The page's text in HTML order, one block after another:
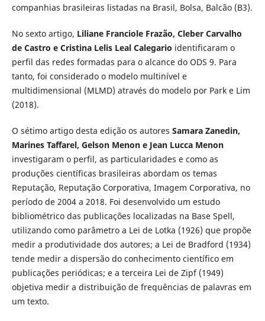
companhias brasileiras listadas na Brasil, Bolsa, Balcão (B3).
No sexto artigo, Liliane Franciole Frazão, Cleber Carvalho
de Castro e Cristina Lelis Leal Calegario identificaram o
perfil das redes formadas para o alcance do ODS 9. Para
tanto, foi considerado o modelo multinível e
multidimensional (MLMD) através do modelo por Park e Lim
(2018).
O sétimo artigo desta edição os autores Samara Zanedin,
Marines Taffarel, Gelson Menon e Jean Lucca Menon
investigaram o perfil, as particularidades e como as
produções científicas brasileiras abordam os temas
Reputação, Reputação Corporativa, Imagem Corporativa, no
período de 2004 a 2018. Foi desenvolvido um estudo
bibliométrico das publicações localizadas na Base Spell,
utilizando como parâmetro a Lei de Lotka (1926) que propõe
medir a produtividade dos autores; a Lei de Bradford (1934)
tende medir a dispersão do conhecimento científico em
publicações periódicas; e a terceira Lei de Zipf (1949)
objetiva medir a distribuição de frequências de palavras em
um texto.